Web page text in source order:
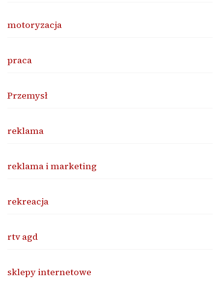
motoryzacja
praca
Przemysł
reklama
reklama i marketing
rekreacja
rtv agd
sklepy internetowe